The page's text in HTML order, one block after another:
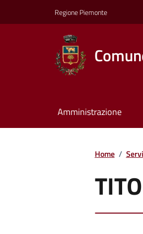
Regione Piemonte
Amministrazione
Home /